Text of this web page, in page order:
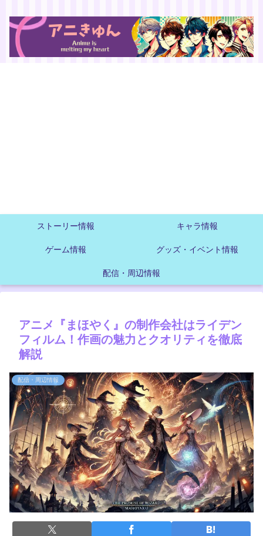
ストーリー情報 キャラ情報
ゲーム情報 グッズ・イベント情報
配信・周辺情報
アニメ『まほやく』の制作会社はライデン
フィルム！作画の魅力とクオリティを徹底
解説
配信・周辺情報